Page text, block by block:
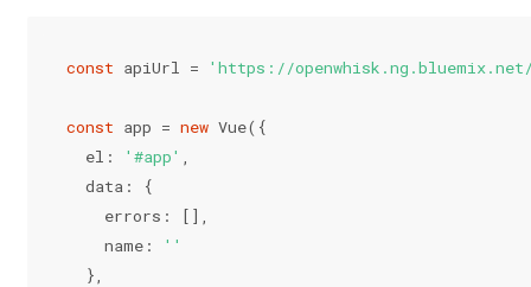
const apiUrl = 'https://openwhisk.ng.bluemix.net/
const app = new Vue({
  el:
'#app' ,
  data: {
    errors: [],
    name:
''
  },